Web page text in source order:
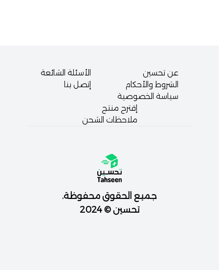
عن تحسين
الشروط والأحكام
سياسة الخصوصية
الأسئلة الشائعة
إتصل بنا
إقترح منتج
ملاحظات الشحن
جميع الحقوق محفوظة.
تحسين © 2024